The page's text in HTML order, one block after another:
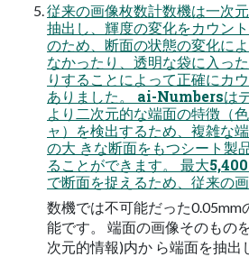
従来の画像枚数計数機は一次
抽出し、輝度の変化をカウン
のため、断面の状態の変化に
なかったり、透明な袋に入っ
りすることによって正確にカ
ありました。 ai-Numbersは
より二次元的な端面の特徴（
ャ）を検出するため、複雑な
の大 きな断面をもつシート製
ることができます。 最大
で断面を捉えるため、従来の
数機では不可能だった0.05mm
能です。 端面の画像そのもの
次元的情報)内か ら端面を抽出